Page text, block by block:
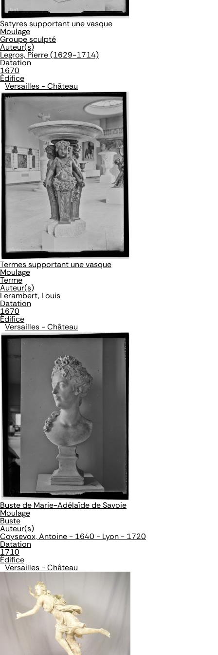
Satyres supportant une vasque
Moulage
Groupe sculpté
Auteur(s)
Legros, Pierre (1629-1714)
Datation
1670
Édifice
Versailles - Château
Termes supportant une vasque
Moulage
Terme
Auteur(s)
Lerambert, Louis
Datation
1670
Édifice
Versailles - Château
Buste de Marie-Adélaïde de Savoie
Moulage
Buste
Auteur(s)
Coysevox, Antoine - 1640 - Lyon - 1720
Datation
1710
Édifice
Versailles - Château